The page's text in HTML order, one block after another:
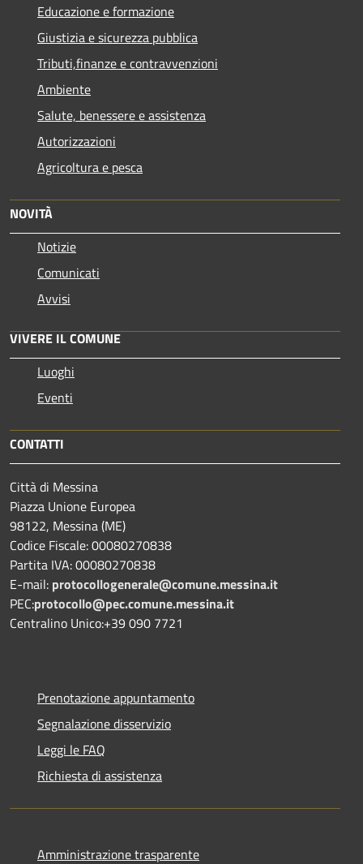
Educazione e formazione
Giustizia e sicurezza pubblica
Tributi,finanze e contravvenzioni
Ambiente
Salute, benessere e assistenza
Autorizzazioni
Agricoltura e pesca
NOVITÀ
Notizie
Comunicati
Avvisi
VIVERE IL COMUNE
Luoghi
Eventi
CONTATTI
Città di Messina
Piazza Unione Europea
98122, Messina (ME)
Codice Fiscale: 00080270838
Partita IVA: 00080270838
E-mail: protocollogenerale@comune.messina.it
PEC:protocollo@pec.comune.messina.it
Centralino Unico:+39 090 7721
Prenotazione appuntamento
Segnalazione disservizio
Leggi le FAQ
Richiesta di assistenza
Amministrazione trasparente